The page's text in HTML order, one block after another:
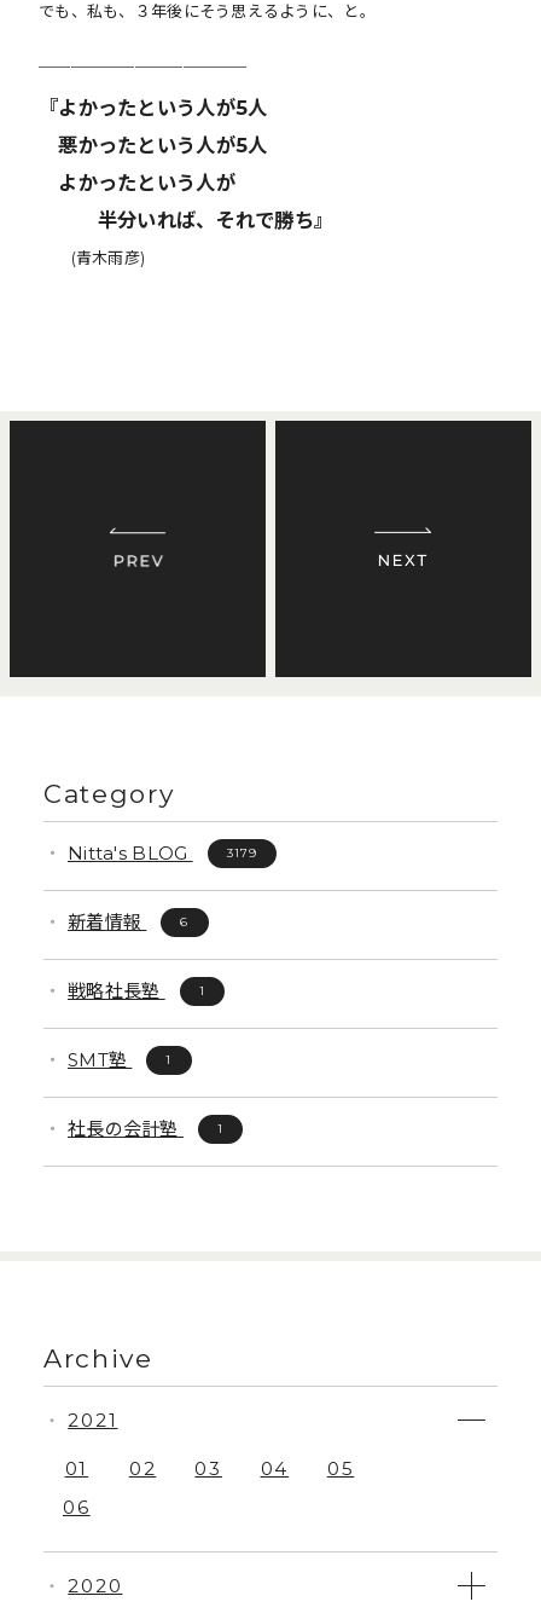
でも、私も、３年後にそう思えるように、と。
『よかったという人が5人
悪かったという人が5人
よかったという人が
半分いれば、それで勝ち』
(青木雨彦)
Category
Nitta's BLOG 3179
新着情報 6
戦略社長塾 1
SMT塾 1
社長の会計塾 1
Archive
・ 2020
・ 2021
01 02 03 04
05
06